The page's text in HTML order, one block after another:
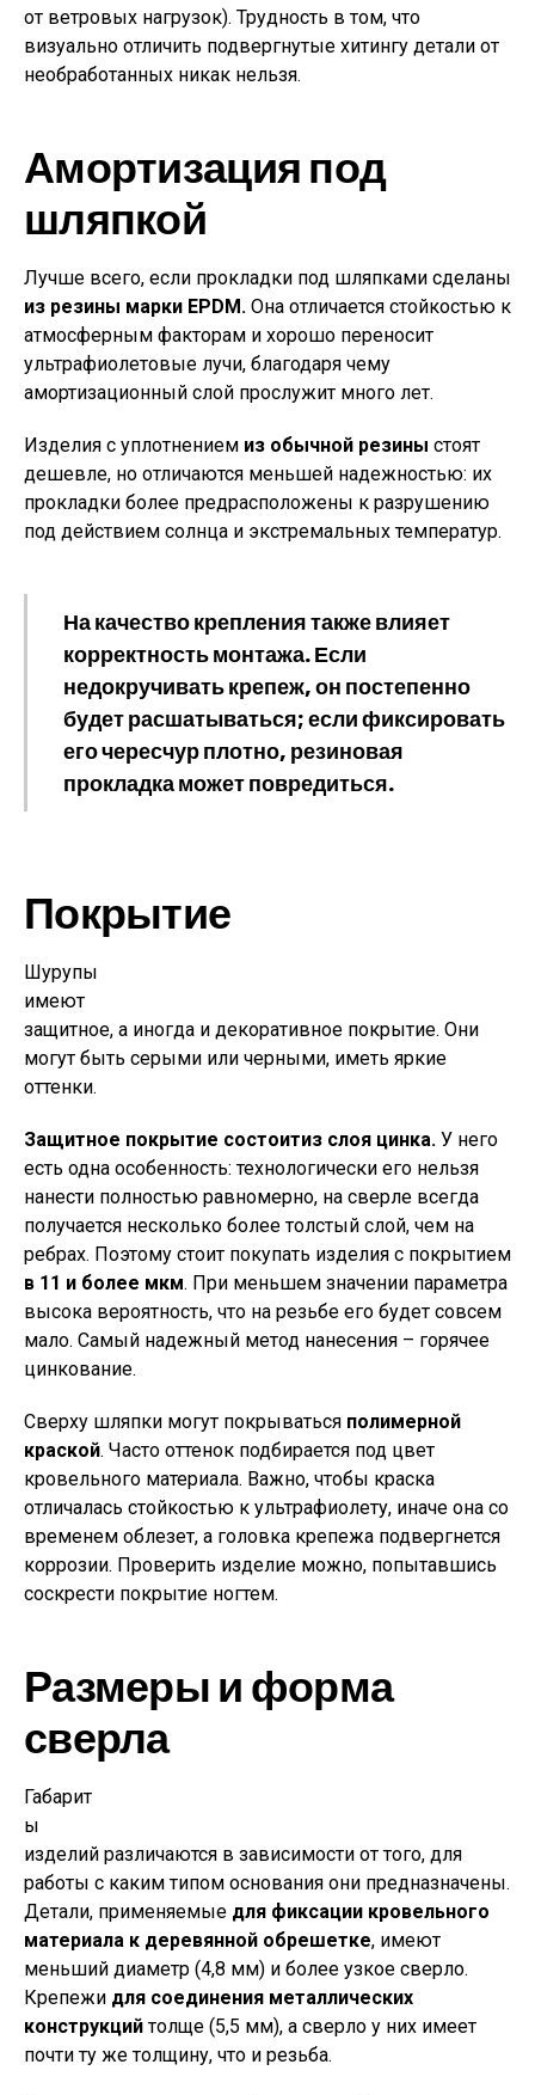
от ветровых нагрузок). Трудность в том, что
визуально отличить подвергнутые хитингу детали от
необработанных никак нельзя.
Амортизация под
шляпкой
Лучше всего, если прокладки под шляпками сделаны
из резины марки EPDM. Она отличается стойкостью к
атмосферным факторам и хорошо переносит
ультрафиолетовые лучи, благодаря чему
амортизационный слой прослужит много лет.
Изделия с уплотнением из обычной резины стоят
дешевле, но отличаются меньшей надежностью: их
прокладки более предрасположены к разрушению
под действием солнца и экстремальных температур.
На качество крепления также влияет
корректность монтажа. Если
недокручивать крепеж, он постепенно
будет расшатываться; если фиксировать
его чересчур плотно, резиновая
прокладка может повредиться.
Покрытие
Шурупы
имеют
защитное, а иногда и декоративное покрытие. Они
могут быть серыми или черными, иметь яркие
оттенки.
Защитное покрытие состоитиз слоя цинка. У него
есть одна особенность: технологически его нельзя
нанести полностью равномерно, на сверле всегда
получается несколько более толстый слой, чем на
ребрах. Поэтому стоит покупать изделия с покрытием
в 11 и более мкм. При меньшем значении параметра
высока вероятность, что на резьбе его будет совсем
мало. Самый надежный метод нанесения – горячее
цинкование.
Сверху шляпки могут покрываться полимерной
краской. Часто оттенок подбирается под цвет
кровельного материала. Важно, чтобы краска
отличалась стойкостью к ультрафиолету, иначе она со
временем облезет, а головка крепежа подвергнется
коррозии. Проверить изделие можно, попытавшись
соскрести покрытие ногтем.
Размеры и форма
сверла
Габарит
ы
изделий различаются в зависимости от того, для
работы с каким типом основания они предназначены.
Детали, применяемые для фиксации кровельного
материала к деревянной обрешетке, имеют
меньший диаметр (4,8 мм) и более узкое сверло.
Крепежи для соединения металлических
конструкцийтолще (5,5 мм), а сверло у них имеет
почти ту же толщину, что и резьба.